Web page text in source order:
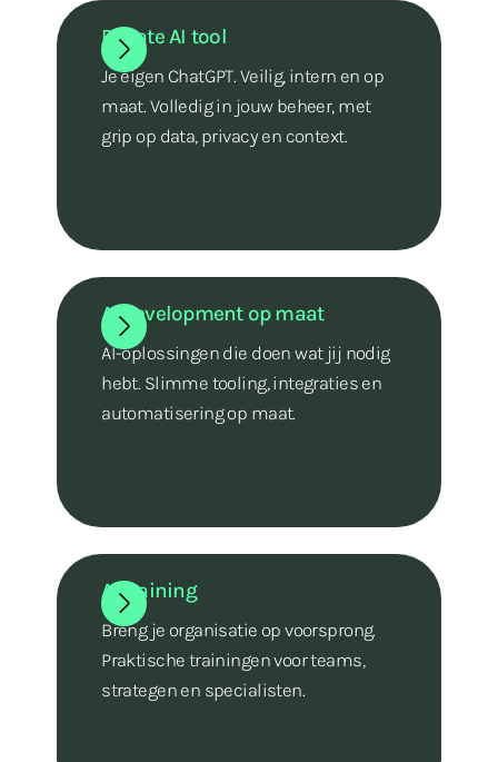
Private AI tool
Je eigen ChatGPT. Veilig, intern en op
maat. Volledig in jouw beheer, met
grip op data, privacy en context.
AI development op maat
AI-oplossingen die doen wat jij nodig
hebt. Slimme tooling, integraties en
automatisering op maat.
AI training
Breng je organisatie op voorsprong.
Praktische trainingen voor teams,
strategen en specialisten.